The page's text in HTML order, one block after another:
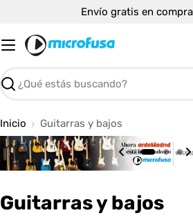
contenido
Envío gratis en
Buscar
Inicio Guitarras y bajos
C
Guitarras y bajos